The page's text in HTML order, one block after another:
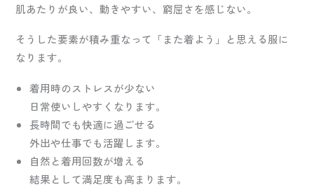
肌あたりが良い、動きやすい、窮屈さを感じない。
そうした要素が積み重なって「また着よう」と思える服に
なります。
着用時のストレスが少ない
日常使いしやすくなります。
長時間でも快適に過ごせる
外出や仕事でも活躍します。
自然と着用回数が増える
結果として満足度も高まります。